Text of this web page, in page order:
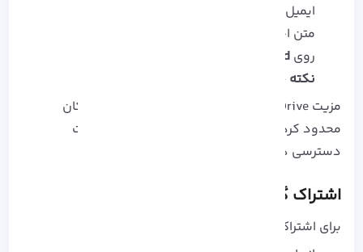
ایمیل یا اسم مخاطب رو وارد کن
متن اختیاری اضافه کن
رویSend
نکته حرفه‌ ای
مزیت OneDrive نسبت به Share داخل شبکه: امکان
محدود کردن دانلود، تعیین تاریخ انقضا و مدیریت
دسترسی‌ ها
اشتراک‌ گذاری با Nearby Sharing
برای اشتراک‌ گذاری محلی بدون کابل: